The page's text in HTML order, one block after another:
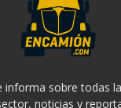
informa sobre todas
noticias y